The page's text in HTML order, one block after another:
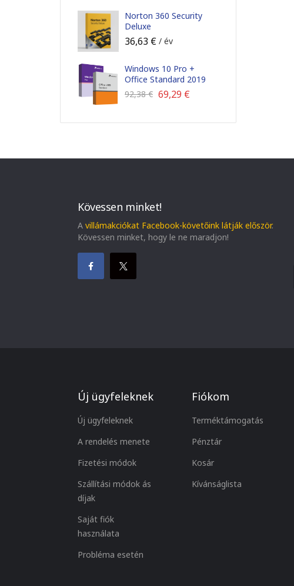
Norton 360 Security
Deluxe
36,63 € / év
Windows 10 Pro +
Office Standard 2019
92,38€ 69,29 €
Kövessen minket!
A villámakciókat Facebook-követőink látják először.
Kövessen minket, hogy le ne maradjon!
Új ügyfeleknek
Új ügyfeleknek
A rendelés menete
Fizetési módok
Szállítási módok ás
díjak
Saját fiók
használata
Probléma esetén
Fiókom
Terméktámogatás
Pénztár
Kosár
Kívánságlista